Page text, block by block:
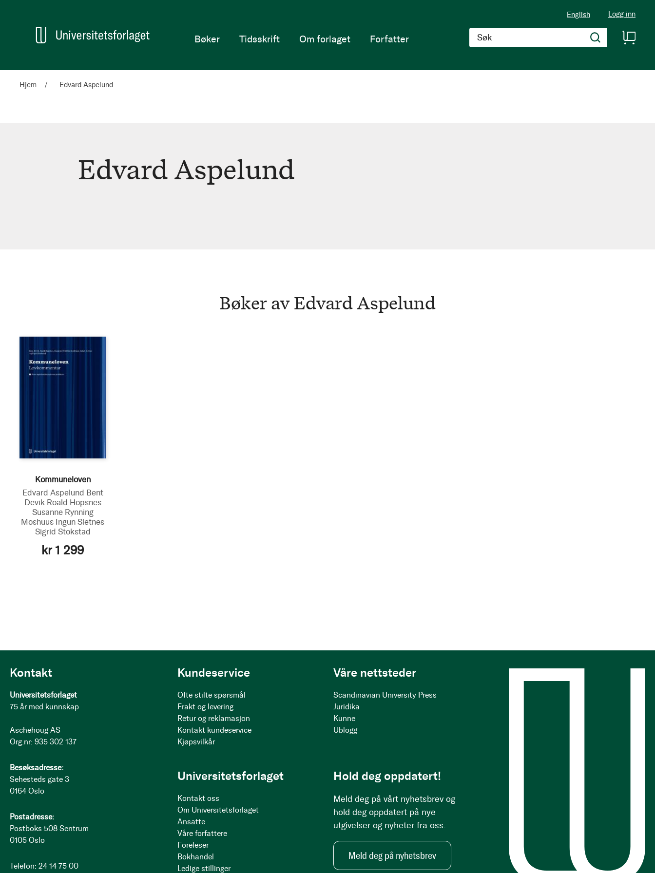
English Logg inn
Søk
Hjem
Bøker Tidsskrift Om forlaget Forfatter
Hjem Edvard Aspelund
EdvardEdvard Aspelund
Bøker av Edvard Aspelund
Kommuneloven
Edvard Aspelund Bent
Devik Roald Hopsnes
Susanne Rynning
Moshuus Ingun Sletnes
Sigrid Stokstad
kr 1 299
Kontakt
Universitetsforlaget
75 år med kunnskap
Aschehoug AS
Org.nr: 935 302 137
Besøksadresse:
Sehesteds gate 3
0164 Oslo
Postadresse:
Postboks 508 Sentrum
0105 Oslo
Telefon: 24 14 75 00
Kundeservice
Ofte stilte spørsmål
Frakt og levering
Retur og reklamasjon
Kontakt kundeservice
Kjøpsvilkår
Våre nettsteder
Scandinavian University Press
Juridika
Kunne
Ublogg
Universitetsforlaget
Kontakt oss
Om Universitetsforlaget
Ansatte
Våre forfattere
Foreleser
Bokhandel
Ledige stillinger
Hold deg oppdatert!
Meld deg på vårt nyhetsbrev og
hold deg oppdatert på nye
utgivelser og nyheter fra oss.
Meld deg på nyhetsbrev